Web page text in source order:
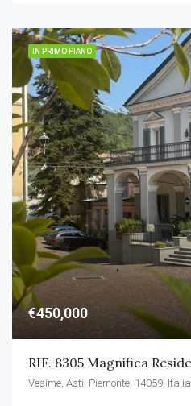
IN PRIMO PIANO
€450,000
Vesime, Asti, Piemonte, 14059, Italia